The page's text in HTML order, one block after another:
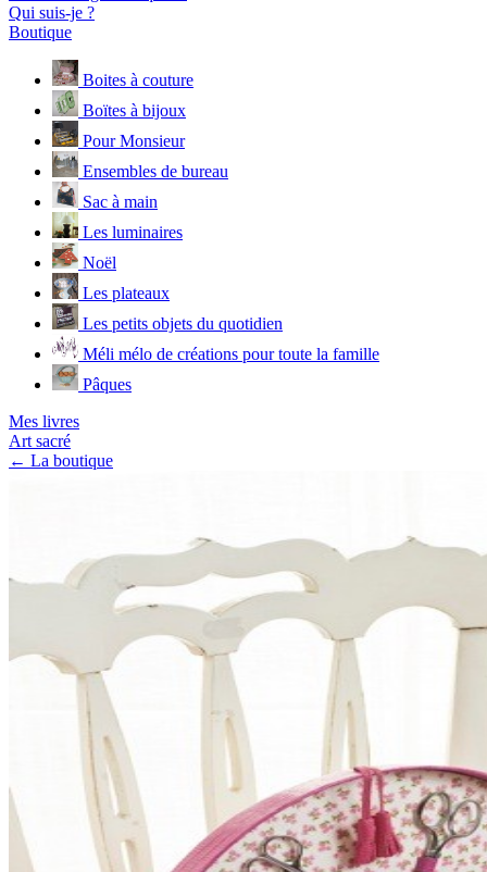
Qui suis-je ?
Boutique
Boites à couture
Boïtes à bijoux
Pour Monsieur
Ensembles de bureau
Sac à main
Les luminaires
Noël
Les plateaux
Les petits objets du quotidien
Méli mélo de créations pour toute la famille
Pâques
Mes livres
Art sacré
← La boutique